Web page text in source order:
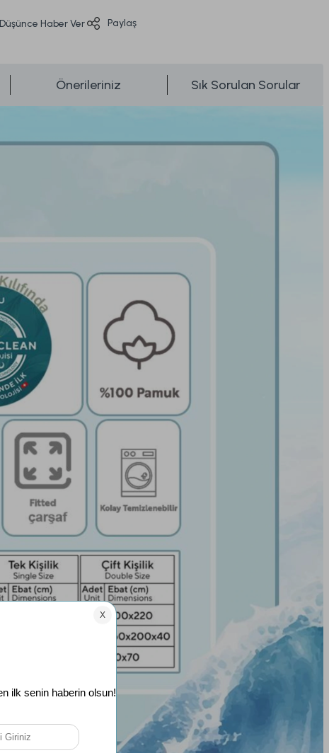
Haber Ver Paylaş
Önerileriniz Sık Sorulan Sorular